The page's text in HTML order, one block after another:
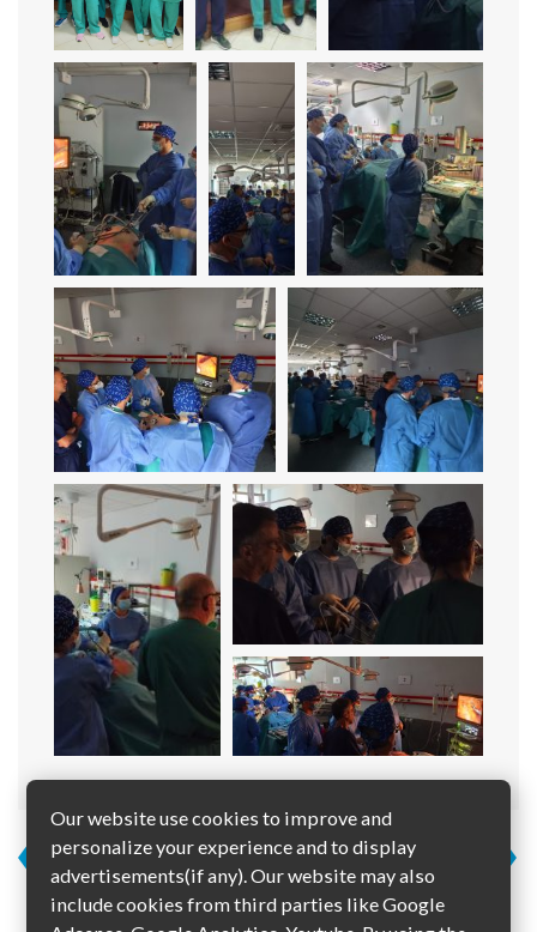
Πλοήγηση
άρθρων
Πρακτική των
φοιτητών μας στη
λαπαροσκοπική
ΠΑΡΑΤΑΣΗ
ΑΙΤΗΣΕΩΝ ΓΙΑ ΤΟ
ΠΜΣ «ΧΕΙΡΟΥΡΓΙΚΗ
Our website use cookies to improve and
personalize your experience and to display
advertisements(if any). Our website may also
include cookies from third parties like Google